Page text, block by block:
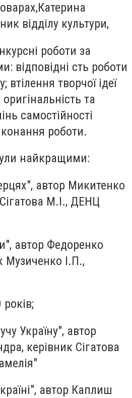
відділу культури,
роботи за
відповідні сть роботи
втілення творчої ідеї
та
самостійності
роботи.
найкращими:
автор Микитенко
М.І., ДЕНЦ
автор Федоренко
Музиченко І.П.,
Україну", автор
керівник Сігатова
автор Каплиш